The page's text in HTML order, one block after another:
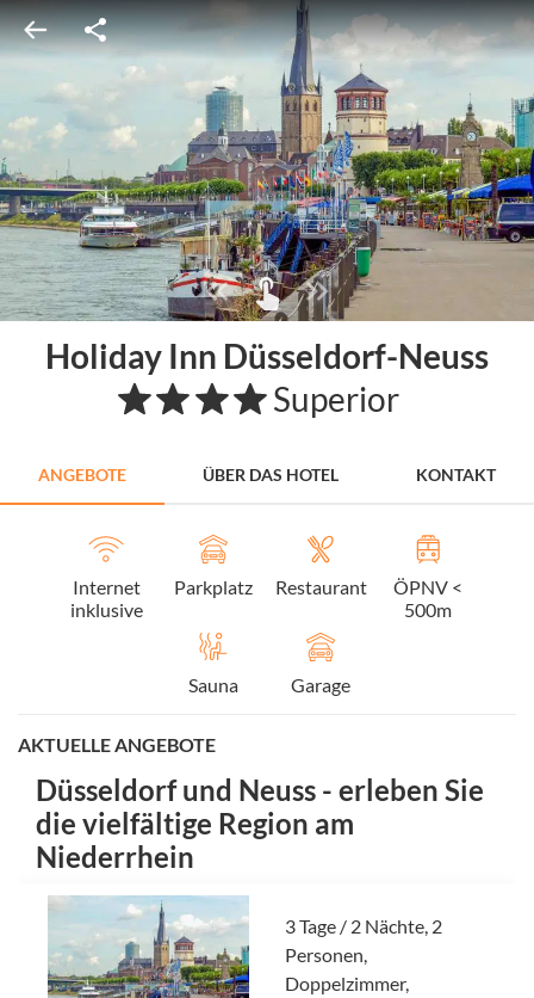
Holiday Inn Düsseldorf-Neuss
Superior
ANGEBOTE ÜBER DAS HOTEL KONTAKT
Internet
inklusive
Parkplatz Restaurant
ÖPNV <
500m
Sauna Garage
AKTUELLE ANGEBOTE
Düsseldorf und Neuss - erleben Sie
die vielfältige Region am
Niederrhein
3 Tage / 2 Nächte, 2
Personen,
Doppelzimmer,